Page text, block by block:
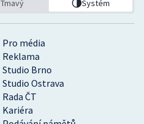
Pro média
Reklama
Studio Brno
Studio Ostrava
Rada ČT
Kariéra
Tmavý Systém